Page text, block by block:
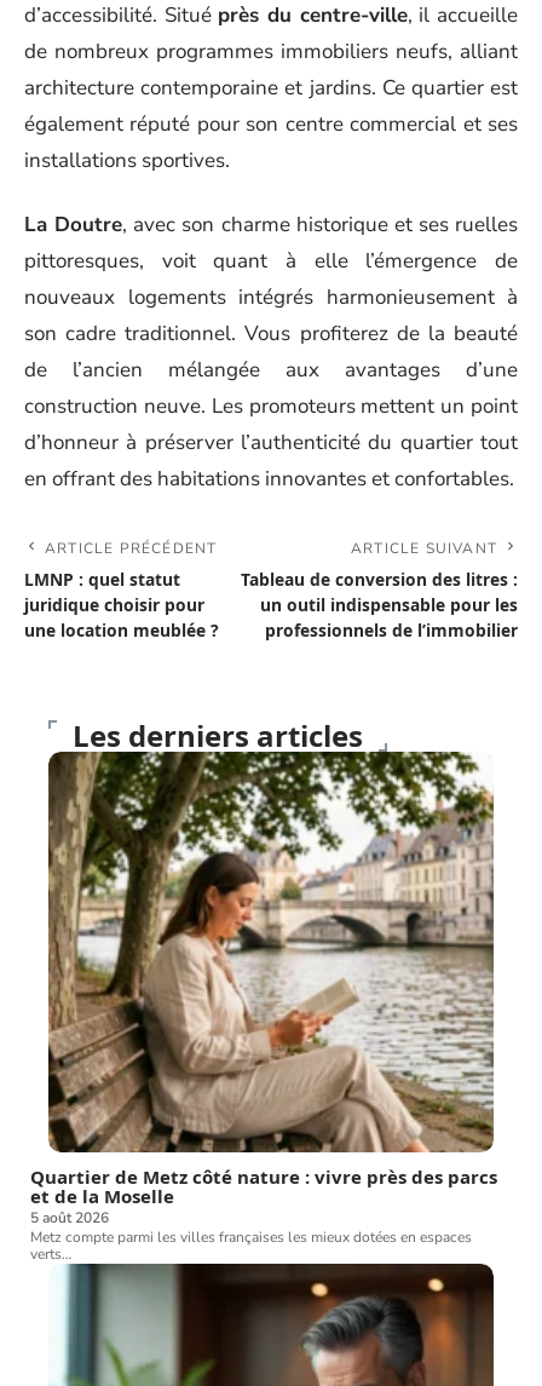
d’accessibilité. Situé près du centre-ville, il accueille
de nombreux programmes immobiliers neufs, alliant
architecture contemporaine et jardins. Ce quartier est
également réputé pour son centre commercial et ses
installations sportives.
La Doutre, avec son charme historique et ses ruelles
pittoresques, voit quant à elle l’émergence de
nouveaux logements intégrés harmonieusement à
son cadre traditionnel. Vous profiterez de la beauté
de l’ancien mélangée aux avantages d’une
construction neuve. Les promoteurs mettent un point
d’honneur à préserver l’authenticité du quartier tout
en offrant des habitations innovantes et confortables.
ARTICLE PRÉCÉDENT
LMNP : quel statut
juridique choisir pour
une location meublée ?
ARTICLE SUIVANT
Tableau de conversion des litres :
un outil indispensable pour les
professionnels de l’immobilier
Les derniers articles
Quartier de Metz côté nature : vivre près des parcs
et de la Moselle
5 août 2026
Metz compte parmi les villes françaises les mieux dotées en espaces
verts…